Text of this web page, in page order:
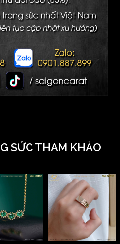
SỨC THAM KHẢO